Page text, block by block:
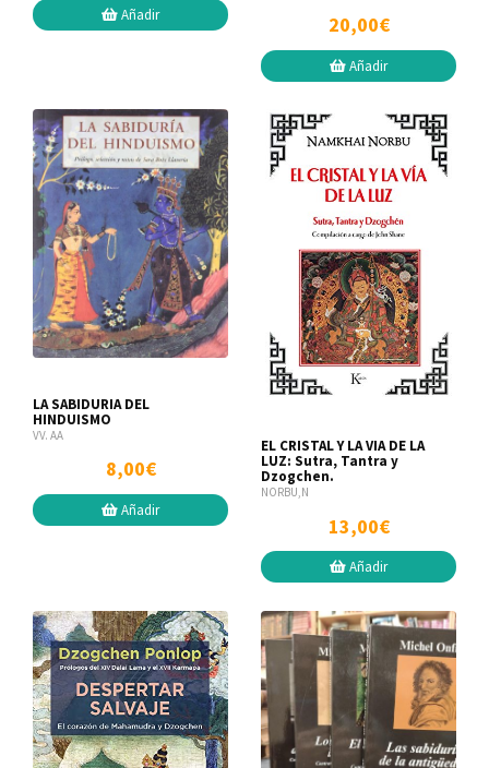
Añadir 20,00€
Añadir
LA SABIDURIA DEL
HINDUISMO
VV. AA
8,00€
Añadir
EL CRISTAL Y LA VIA DE LA
LUZ: Sutra, Tantra y
Dzogchen.
NORBU,N
13,00€
Añadir